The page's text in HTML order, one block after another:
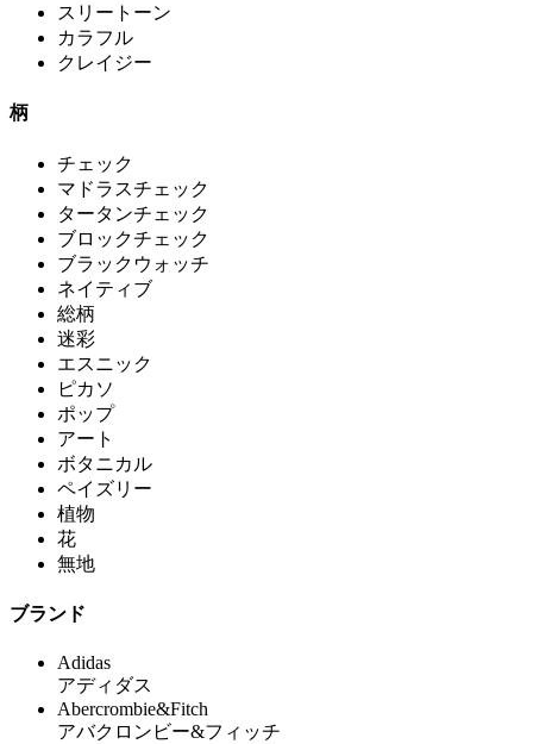
スリートーン
カラフル
クレイジー
柄
チェック
マドラスチェック
タータンチェック
ブロックチェック
ブラックウォッチ
ネイティブ
総柄
迷彩
エスニック
ピカソ
ポップ
アート
ボタニカル
ペイズリー
植物
花
無地
ブランド
Adidas
アディダス
Abercrombie&Fitch
アバクロンビー&フィッチ